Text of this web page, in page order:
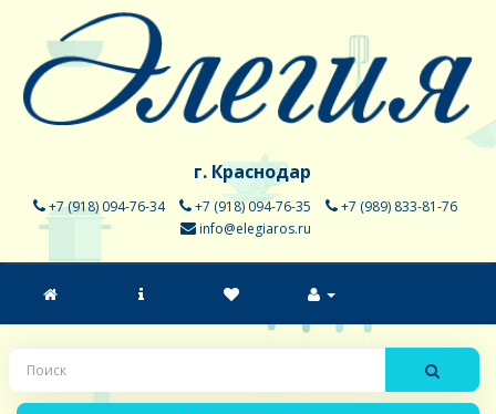
г. Краснодар
+7 (918) 094-76-34 +7 (918) 094-76-35
+7 (989) 833-81-76
info@elegiaros.ru